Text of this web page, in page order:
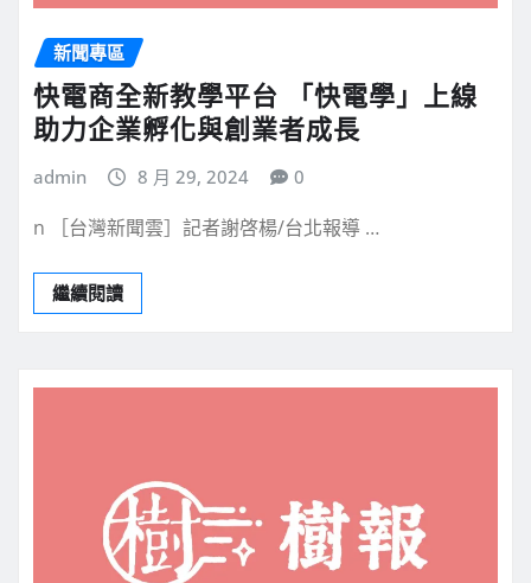
新聞專區
快電商全新教學平台 「快電學」上線
助力企業孵化與創業者成長
admin 8 月 29, 2024 0
n ［台灣新聞雲］記者謝啓楊/台北報導 …
繼續閱讀